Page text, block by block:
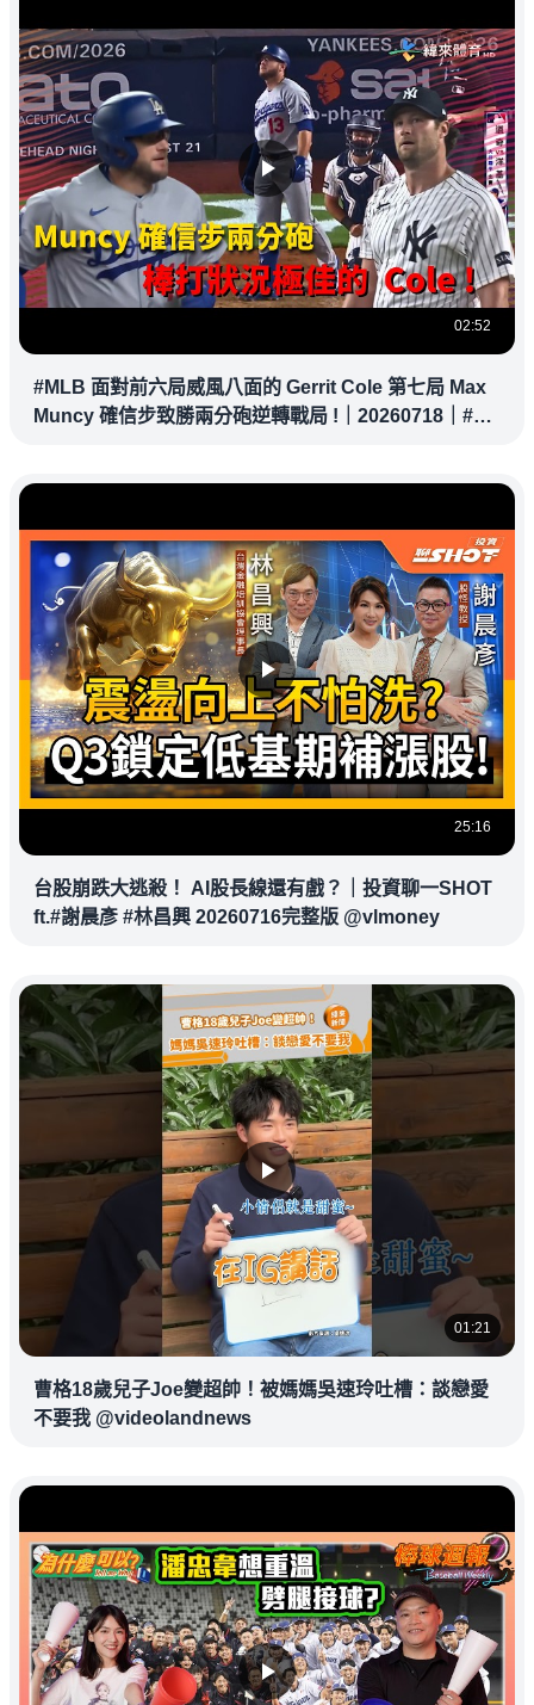
02:52
#MLB 面對前六局威風八面的 Gerrit Cole 第七局 Max
Muncy 確信步致勝兩分砲逆轉戰局 !｜20260718｜#洛
25:16
台股崩跌大逃殺！ AI股長線還有戲？｜投資聊一SHOT
ft.#謝晨彥 #林昌興 20260716完整版 @vlmoney
01:21
曹格18歲兒子Joe變超帥！被媽媽吳速玲吐槽：談戀愛
不要我 @videolandnews